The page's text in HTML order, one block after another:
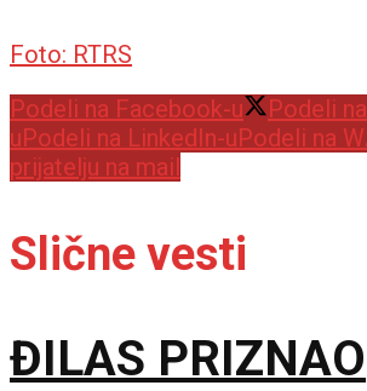
Foto: RTRS
Podeli na Facebook-u
Podeli
uPodeli na LinkedIn-uPodeli na
prijatelju na mail
Slične vesti
ĐILAS PRIZNAO